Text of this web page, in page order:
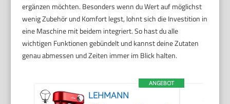
ergänzen möchten. Besonders wenn du Wert auf möglichst
wenig Zubehör und Komfort legst, lohnt sich die Investition in
eine Maschine mit beidem integriert. So hast du alle
wichtigen Funktionen gebündelt und kannst deine Zutaten
genau abmessen und Zeiten immer im Blick halten.
ANGEBOT
LEHMANN